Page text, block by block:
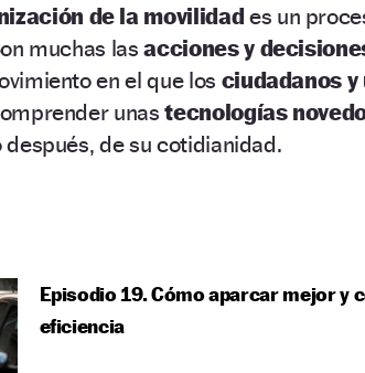
de la movilidades un
muchas lasacciones y
en el que los ciudadanos
unastecnologías
de su cotidianidad.
Episodio 19. Cómo aparcar mejor y
eficiencia